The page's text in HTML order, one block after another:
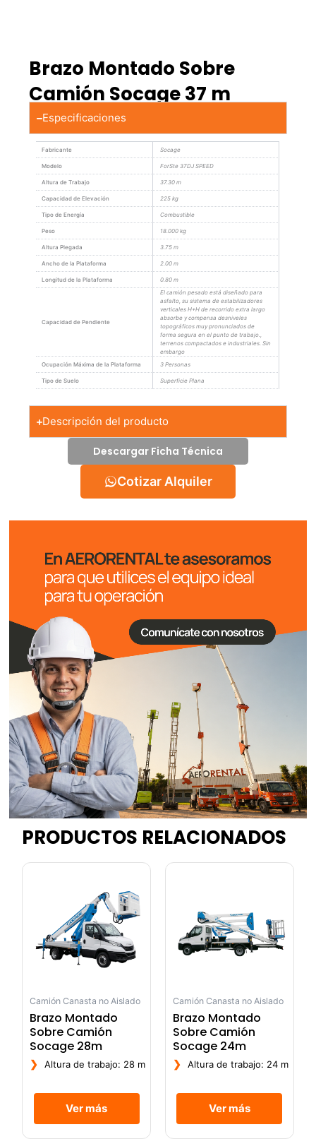
Brazo Montado Sobre
Camión Socage 37 m
Especificaciones
Fabricante Socage
Modelo ForSte 37DJ SPEED
Altura de Trabajo 37.30 m
Capacidad de Elevación 225 kg
Tipo de Energía Combustible
Peso 18.000 kg
Altura Plegada 3.75 m
Ancho de la Plataforma 2.00 m
Longitud de la Plataforma 0.80 m
Capacidad de Pendiente
El camión pesado está diseñado para
asfalto, su sistema de estabilizadores
verticales H+H de recorrido extra largo
absorbe y compensa desniveles
topográficos muy pronunciados de
forma segura en el punto de trabajo.,
terrenos compactados e industriales. Sin
embargo
Ocupación Máxima de la Plataforma
3 Personas
Tipo de Suelo Superficie Plana
Descripción del producto
Descargar Ficha Técnica
Cotizar Alquiler
PRODUCTOS RELACIONADOS
Camión Canasta no Aislado
Brazo Montado
Sobre Camión
Socage 28m
❯ Altura de trabajo: 28 m
Ver más
Camión Canasta no Aislado
Brazo Montado
Sobre Camión
Socage 24m
❯ Altura de trabajo: 24 m
Ver más